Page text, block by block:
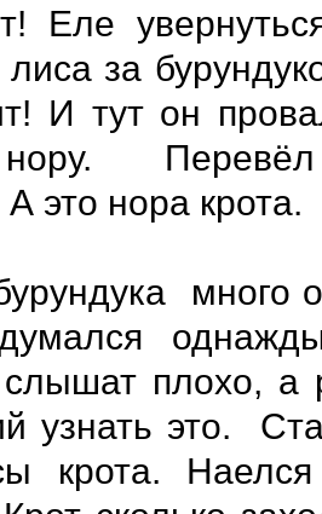
Еле
лиса за
И тут он
А это нора
много
плохо, а
узнать это.
крота.